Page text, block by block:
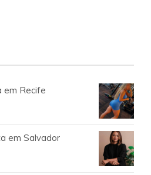
Recife
em Salvador